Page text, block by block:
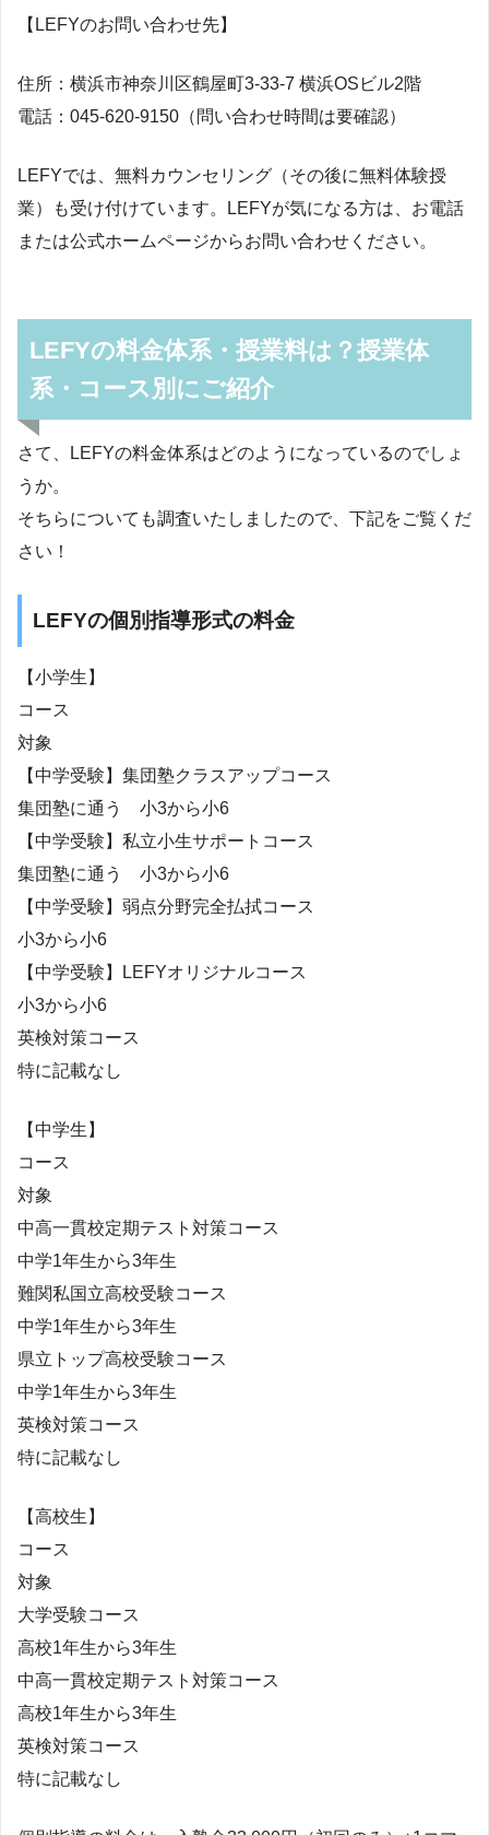
【LEFYのお問い合わせ先】
住所：横浜市神奈川区鶴屋町3-33-7 横浜OSビル2階
電話：045-620-9150（問い合わせ時間は要確認）
LEFYでは、無料カウンセリング（その後に無料体験授
業）も受け付けています。LEFYが気になる方は、お電話
または公式ホームページからお問い合わせください。
LEFYの料金体系・授業料は？授業体
系・コース別にご紹介
さて、LEFYの料金体系はどのようになっているのでしょ
うか。
そちらについても調査いたしましたので、下記をご覧くだ
さい！
LEFYの個別指導形式の料金
【小学生】
コース
対象
【中学受験】集団塾クラスアップコース
集団塾に通う 小3から小6
【中学受験】私立小生サポートコース
集団塾に通う 小3から小6
【中学受験】弱点分野完全払拭コース
小3から小6
【中学受験】LEFYオリジナルコース
小3から小6
英検対策コース
特に記載なし
【中学生】
コース
対象
中高一貫校定期テスト対策コース
中学1年生から3年生
難関私国立高校受験コース
中学1年生から3年生
県立トップ高校受験コース
中学1年生から3年生
英検対策コース
特に記載なし
【高校生】
コース
対象
大学受験コース
高校1年生から3年生
中高一貫校定期テスト対策コース
高校1年生から3年生
英検対策コース
特に記載なし